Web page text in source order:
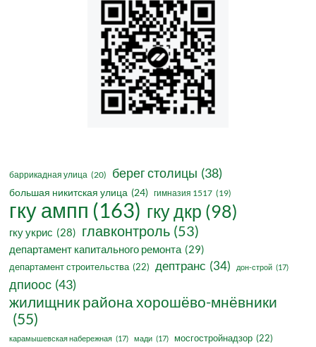
баррикадная улица (20) берег столицы (38)
большая никитская улица (24) гимназия 1517 (19)
гку ампп (163) гку дкр (98)
гку укрис (28) главконтроль (53)
департамент капитального ремонта (29)
департамент строительства (22) дептранс (34) дон-строй (17)
дпиоос (43)
жилищник района хорошёво-мнёвники
(55)
карамышевская набережная (17) мади (17) мосгостройнадзор (22)